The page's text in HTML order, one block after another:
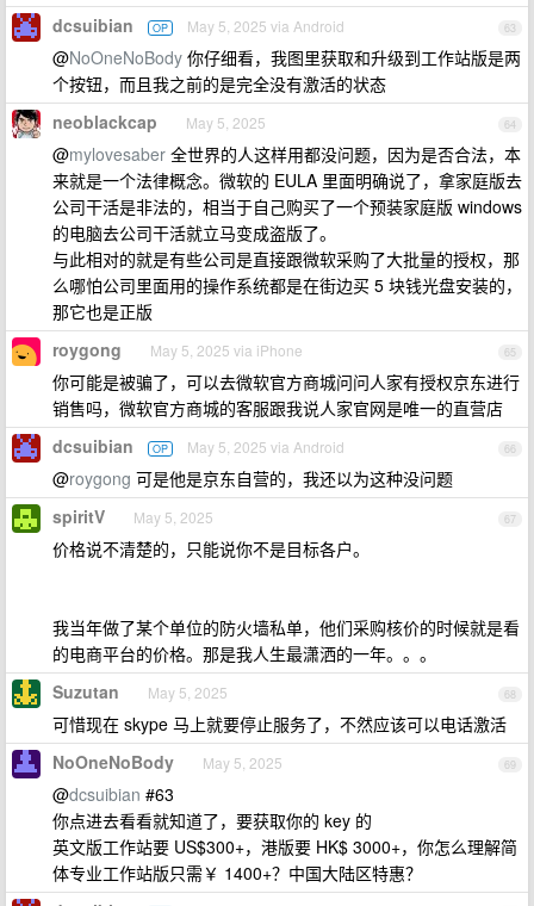
63
dcsuibian OP May 5, 2025 via Android
@NoOneNoBody 你仔细看，我图里获取和升级到工作站版是两
个按钮，而且我之前的是完全没有激活的状态
64
neoblackcap May 5, 2025
@mylovesaber 全世界的人这样用都没问题，因为是否合法，本
来就是一个法律概念。微软的 EULA 里面明确说了，拿家庭版去
公司干活是非法的，相当于自己购买了一个预装家庭版 windows
的电脑去公司干活就立马变成盗版了。
与此相对的就是有些公司是直接跟微软采购了大批量的授权，那
么哪怕公司里面用的操作系统都是在街边买 5 块钱光盘安装的，
那它也是正版
65
roygong May 5, 2025 via iPhone
你可能是被骗了，可以去微软官方商城问问人家有授权京东进行
销售吗，微软官方商城的客服跟我说人家官网是唯一的直营店
66
dcsuibian OP May 5, 2025 via Android
@roygong 可是他是京东自营的，我还以为这种没问题
67
spiritV May 5, 2025
价格说不清楚的，只能说你不是目标各户。
我当年做了某个单位的防火墙私单，他们采购核价的时候就是看
的电商平台的价格。那是我人生最潇洒的一年。。。
68
Suzutan May 5, 2025
可惜现在 skype 马上就要停止服务了，不然应该可以电话激活
69
NoOneNoBody May 5, 2025
@dcsuibian #63
你点进去看看就知道了，要获取你的 key 的
英文版工作站要 US$300+，港版要 HK$ 3000+，你怎么理解简
体专业工作站版只需￥ 1400+？中国大陆区特惠？